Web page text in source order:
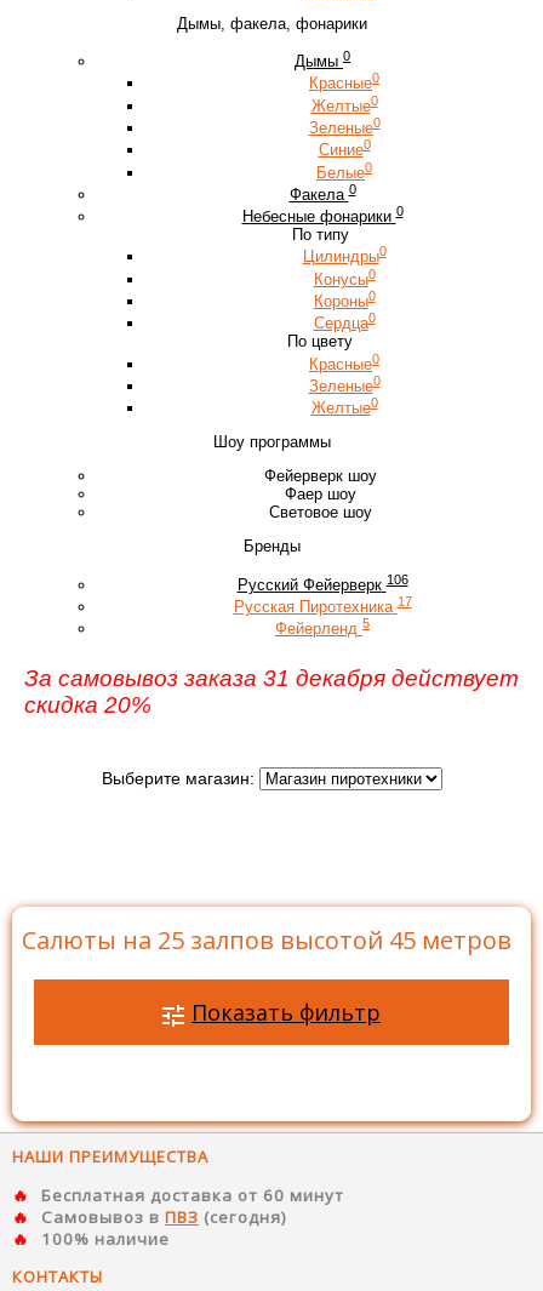
Дымы, факела, фонарики
Дымы 0
Красные0
Желтые0
Зеленые0
Синие0
Белые0
Факела 0
Небесные фонарики 0
По типу
Цилиндры0
Конусы0
Короны0
Сердца0
По цвету
Красные0
Зеленые0
Желтые0
Шоу программы
Фейерверк шоу
Фаер шоу
Световое шоу
Бренды
Русский Фейерверк 106
Русская Пиротехника 17
Фейерленд 5
За самовывоз заказа 31 декабря действует
скидка 20%
Выберите магазин:
Салюты на 25 залпов высотой 45 метров
Показать фильтр
НАШИ ПРЕИМУЩЕСТВА
Бесплатная доставка от 60 минут
Самовывоз в ПВЗ (сегодня)
100% наличие
КОНТАКТЫ